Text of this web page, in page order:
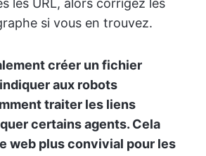
les URL, alors corrigez les
si vous en trouvez.
créer un fichier
aux robots
traiter les liens
certains agents. Cela
web plus convivial pour les